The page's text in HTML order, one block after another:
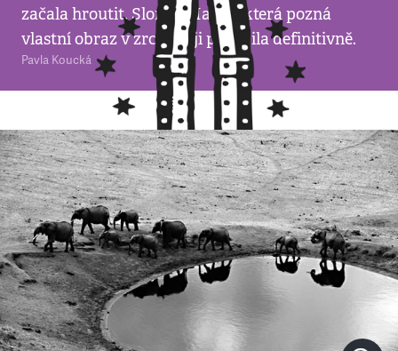
začala hroutit. Slonice Happy, která pozná
vlastní obraz v zrcadle, ji pohřbila definitivně.
Pavla Koucká